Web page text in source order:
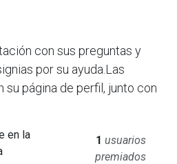
con sus preguntas y
por su ayuda. Las
su página de perfil, junto con
en la
1 usuarios
premiados